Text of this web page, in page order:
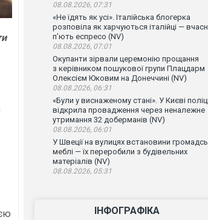
08.08.2026, 07:31
«Не їдять як усі». Італійська блогерка
розповіла як харчуються італійці —
п’ють еспресо (NV)
08.08.2026, 07:01
Окупанти зірвали церемонію прощання
з керівником пошукової групи Плацдарм
Олексієм Юковим на Донеччині (NV)
08.08.2026, 06:31
«Були у виснаженому стані». У Києві
відкрила провадження через неналежне
утримання 32 доберманів (NV)
08.08.2026, 06:01
У Швеції на вулицях встановини
меблі — їх переробили з будівельних
матеріалів (NV)
08.08.2026, 05:31
ІНФОГРАФІКА